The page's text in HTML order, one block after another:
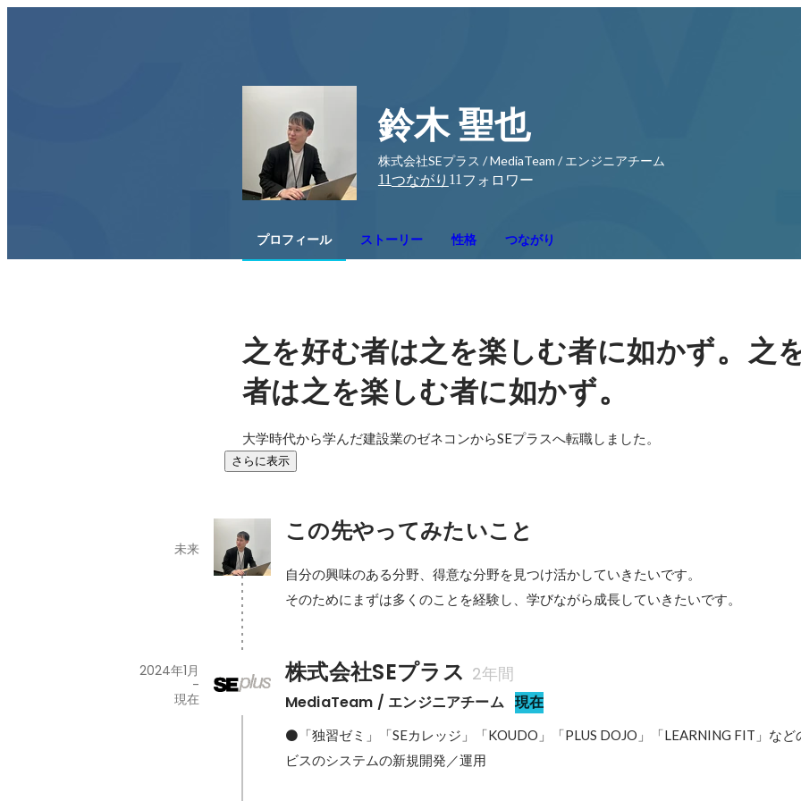
鈴木 聖也
株式会社SEプラス / MediaTeam / エンジニアチーム
11つながり 11 フォロワー
プロフィール ストーリー 性格 つながり
之を好む者は之を楽しむ者に如かず。之
者は之を楽しむ者に如かず。
大学時代から学んだ建設業のゼネコンからSEプラスへ転職しました。
さらに表示
この先やってみたいこと
未来
自分の興味のある分野、得意な分野を見つけ活かしていきたいです。
そのためにまずは多くのことを経験し、学びながら成長していきたいです。
株式会社SEプラス 2年間
MediaTeam / エンジニアチーム 現在
2024年1月
-
現在
⚫️「独習ゼミ」「SEカレッジ」「KOUDO」「PLUS DOJO」「LEARNING FIT」な